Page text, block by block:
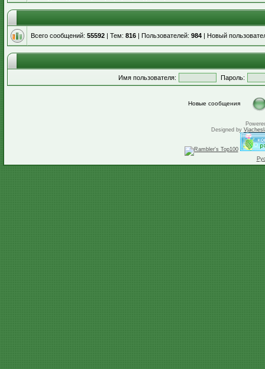
Всего сообщений: 55592 | Тем: 816 | Пользователей: 984 | Новый
Имя пользователя: Пароль:
Новые сообщения
Designed by